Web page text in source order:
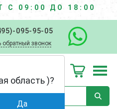
С 09:00 ДО 18:00
095-95-05
обратный звонок
область )?
Да